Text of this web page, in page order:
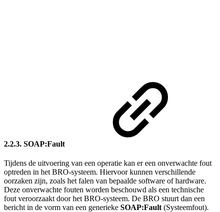
2.2.3. SOAP:Fault
Tijdens de uitvoering van een operatie kan er een onverwachte fout
optreden in het BRO-systeem. Hiervoor kunnen verschillende
oorzaken zijn, zoals het falen van bepaalde software of hardware.
Deze onverwachte fouten worden beschouwd als een technische
fout veroorzaakt door het BRO-systeem. De BRO stuurt dan een
bericht in de vorm van een generieke SOAP:Fault (Systeemfout).